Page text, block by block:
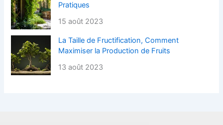
Pratiques
15 août 2023
La Taille de Fructification, Comment
Maximiser la Production de Fruits
13 août 2023